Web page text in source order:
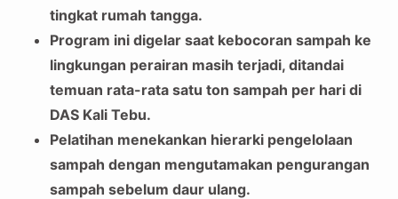
tingkat rumah tangga.
Program ini digelar saat kebocoran sampah ke
lingkungan perairan masih terjadi, ditandai
temuan rata-rata satu ton sampah per hari di
DAS Kali Tebu.
Pelatihan menekankan hierarki pengelolaan
sampah dengan mengutamakan pengurangan
sampah sebelum daur ulang.